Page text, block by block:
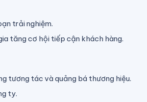
trải nghiệm.
tăng cơ hội tiếp cận khách hàng.
tương tác và quảng bá thương hiệu.
ty.